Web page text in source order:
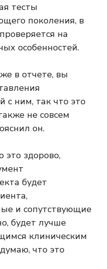
тесты
поколения, в
на
особенностей.
в отчете, вы
с ним, так что это
не совсем
он.
это здорово,
будет
и сопутствующие
будет лучше
клиническим
что это